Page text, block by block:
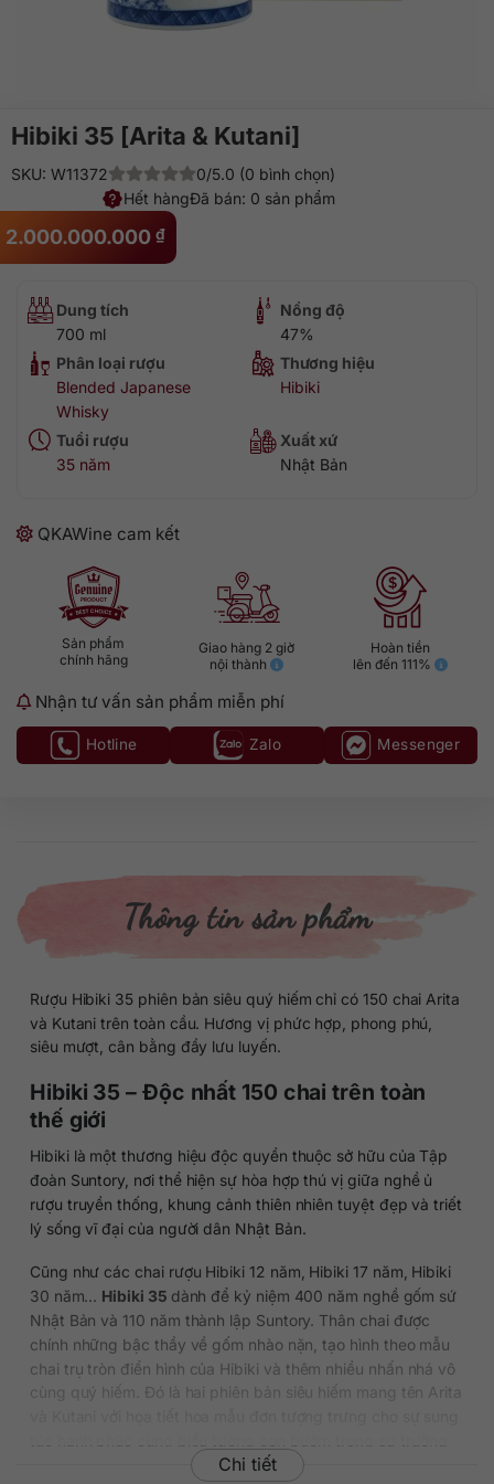
Hibiki 35 [Arita & Kutani]
2.000.000.000 ₫
SKU: W11372
0/5.0 (0 bình chọn)
Đã bán: 0 sản phẩm
Hết hàng
Dung tích
700 ml
Nồng độ
47%
Phân loại rượu
Blended Japanese
Whisky
Thương hiệu
Hibiki
Tuổi rượu
35 năm
Xuất xứ
Nhật Bản
QKAWine cam kết
Sản phẩm
chính hãng
Giao hàng 2 giờ
nội thành
Hoàn tiền
lên đến 111%
Nhận tư vấn sản phẩm miễn phí
Hotline Zalo Messenger
Thông tin sản phẩm
Rượu Hibiki 35 phiên bản siêu quý hiếm chỉ có 150 chai Arita
và Kutani trên toàn cầu. Hương vị phức hợp, phong phú,
siêu mượt, cân bằng đầy lưu luyến.
Hibiki 35 – Độc nhất 150 chai trên toàn
thế giới
Hibiki là một thương hiệu độc quyền thuộc sở hữu của Tập
đoàn Suntory, nơi thể hiện sự hòa hợp thú vị giữa nghề ủ
rượu truyền thống, khung cảnh thiên nhiên tuyệt đẹp và triết
lý sống vĩ đại của người dân Nhật Bản.
Cũng như các chai rượu Hibiki 12 năm, Hibiki 17 năm, Hibiki
30 năm… Hibiki 35 dành để kỷ niệm 400 năm nghề gốm sứ
Nhật Bản và 110 năm thành lập Suntory. Thân chai được
chính những bậc thầy về gốm nhào nặn, tạo hình theo mẫu
chai trụ tròn điển hình của Hibiki và thêm nhiều nhấn nhá vô
cùng quý hiếm. Đó là hai phiên bản siêu hiếm mang tên Arita
Chi tiết